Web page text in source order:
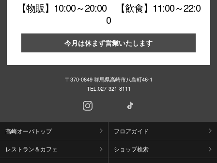
【物販】10:00～20:00 【飲食】11:00～22:0
0
今月は休まず営業いたします
〒370-0849 群馬県高崎市八島町46-1
TEL:027-321-8111
高崎オーパトップ フロアガイド
レストラン＆カフェ ショップ検索